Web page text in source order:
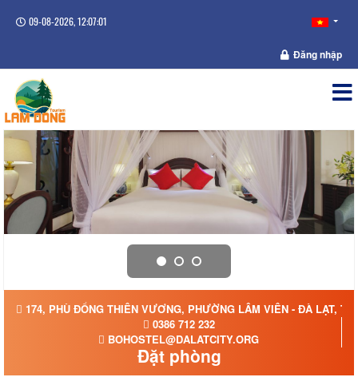
09-08-2026, 12:07:01
Đăng nhập
174, PHÙ ĐỔNG THIÊN VƯƠNG, PHƯỜNG LÂM VIÊN - ĐÀ LẠT,
0386 712 232
BOHOSTEL@DALATCITY.ORG
Đặt phòng